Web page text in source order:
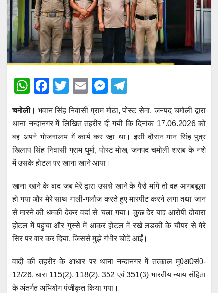
W
at
s
A
p
p
F
c
e
b
o
o
k
T
tt
er
E
ail
M
e
ss
e
n
g
er
e
gr
a
चमोली। भवान सिंह निवासी ग्राम मोठा, पोस्ट सेमा, जनपद चमोली द्वारा
थाना नन्दानगर में लिखित तहरीर दी गयी कि दिनांक 17.06.2026 को
वह अपने भोजनालय में कार्य कर रहा था। इसी दौरान मान सिंह पुत्र
खिलाप सिंह निवासी ग्राम धुर्मा, पोस्ट मोख, जनपद चमोली शराब के नशे
में उसके होटल पर खाना खाने आया।
खाना खाने के बाद जब मेरे द्वारा उससे खाने के पैसे मांगे तो वह आगबबूला
हो गया और मेरे साथ गाली-गलौज करते हुए मारपीट करने लगा तथा जान
से मारने की धमकी देकर वहां से चला गया। कुछ देर बाद आरोपी दोबारा
होटल में पहुंचा और गुस्से में आकर होटल में रखे लडकी के चौपर से मेरे
सिर पर वार कर दिया, जिससे मुझे गंभीर चोटें आईं।
वादी की तहरीर के आधार पर थाना नन्दानगर में तत्काल मु0अ0सं0-
12/26, धारा 115(2), 118(2), 352 एवं 351(3) भारतीय न्याय संहिता
के अंतर्गत अभियोग पंजीकृत किया गया।